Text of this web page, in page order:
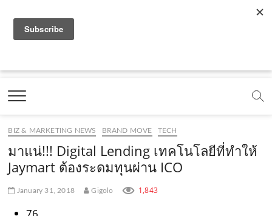
a
e
b
o
o
k
o
t
b
e
.
.
o
e
m
e
t
g
r
a
t
k
.
c
Marketing Oops!
DIGITAL | CREATIVE | ADVERTISING | CAMPAIGN |
BIZ & MARKETING NEWS BRAND MOVE TECH
มาแน่!!! Digital Lending เทคโนโลยีที่ทำให้
Jaymart ต้องระดมทุนผ่าน ICO
January 31, 2018 Gigolo 1,843